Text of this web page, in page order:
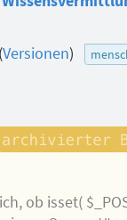
(Versionen)
ob isset(